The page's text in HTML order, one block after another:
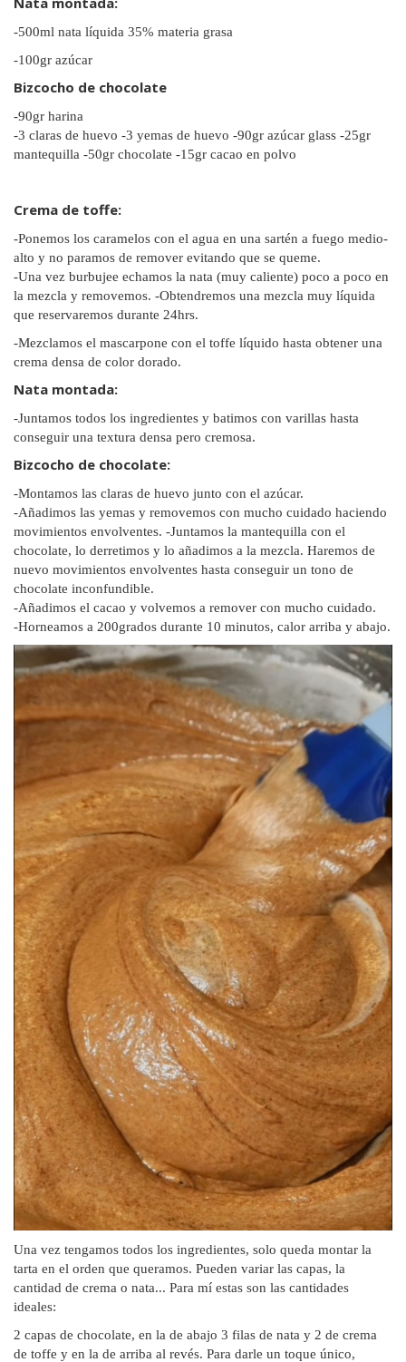
-500ml nata líquida 35% materia grasa
-100gr azúcar
Bizcocho de chocolate
-90gr harina
-3 claras de huevo -3 yemas de huevo -90gr azúcar glass -25gr
mantequilla -50gr chocolate -15gr cacao en polvo
Crema de toffe:
-Ponemos los caramelos con el agua en una sartén a fuego medio-
alto y no paramos de remover evitando que se queme.
-Una vez burbujee echamos la nata (muy caliente) poco a poco en
la mezcla y removemos. -Obtendremos una mezcla muy líquida
que reservaremos durante 24hrs.
-Mezclamos el mascarpone con el toffe líquido hasta obtener una
crema densa de color dorado.
Nata montada:
-Juntamos todos los ingredientes y batimos con varillas hasta
conseguir una textura densa pero cremosa.
Bizcocho de chocolate:
-Montamos las claras de huevo junto con el azúcar.
-Añadimos las yemas y removemos con mucho cuidado haciendo
movimientos envolventes. -Juntamos la mantequilla con el
chocolate, lo derretimos y lo añadimos a la mezcla. Haremos de
nuevo movimientos envolventes hasta conseguir un tono de
chocolate inconfundible.
-Añadimos el cacao y volvemos a remover con mucho cuidado.
-Horneamos a 200grados durante 10 minutos, calor arriba y abajo.
Una vez tengamos todos los ingredientes, solo queda montar la
tarta en el orden que queramos. Pueden variar las capas, la
cantidad de crema o nata... Para mí estas son las cantidades
ideales:
2 capas de chocolate, en la de abajo 3 filas de nata y 2 de crema
de toffe y en la de arriba al revés. Para darle un toque único,